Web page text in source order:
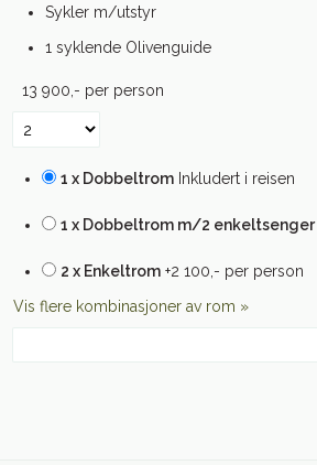
Sykler m/utstyr
1 syklende Olivenguide
13 900,- per person
1 x Dobbeltrom Inkludert i reisen
1 x Dobbeltrom m/2 enkeltsenger
2 x Enkeltrom +2 100,- per person
Vis flere kombinasjoner av rom »